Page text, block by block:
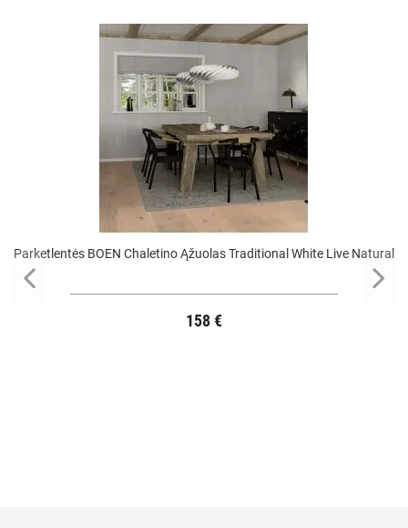
Parketlentės BOEN Chaletino Ąžuolas Traditional White Live Natural
158 €